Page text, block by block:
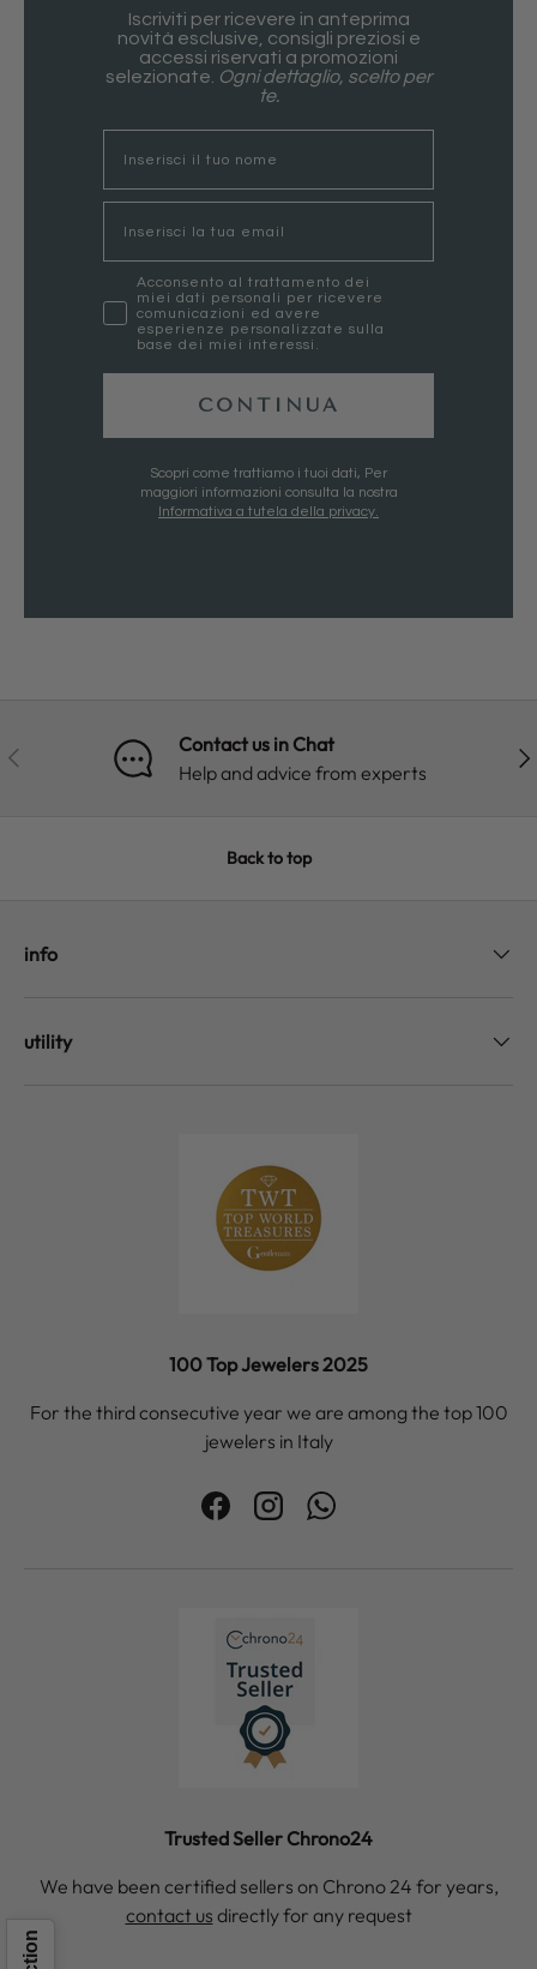
Iscriviti per ricevere in anteprima
novità esclusive, consigli preziosi e
accessi riservati a promozioni
selezionate. Ogni dettaglio, scelto per
te.
marketing
Acconsento al trattamento dei
miei dati personali per ricevere
comunicazioni ed avere
esperienze personalizzate sulla
base dei miei interessi.
CONTINUA
Scopri come trattiamo i tuoi dati, Per
maggiori informazioni consulta la nostra
Informativa a tutela della privacy.
PREVIOUS
Contact us in Chat
Help and advice from experts
Back to top
info
utility
100 Top Jewelers 2025
For the third consecutive year we are among the top 100
jewelers in Italy
FacebookInstagramWhatsApp
Trusted Seller Chrono24
We have been certified sellers on Chrono 24 for years,
contact us directly for any request